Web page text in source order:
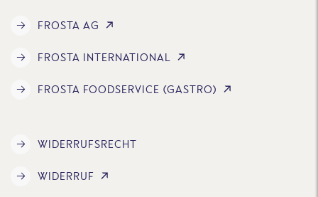
FROSTA AG
FROSTA INTERNATIONAL
FROSTA FOODSERVICE (GASTRO)
WIDERRUFSRECHT
WIDERRUF